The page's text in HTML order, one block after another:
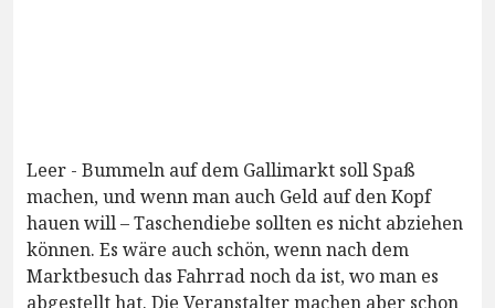
Leer - Bummeln auf dem Gallimarkt soll Spaß
machen, und wenn man auch Geld auf den Kopf
hauen will – Taschendiebe sollten es nicht abziehen
können. Es wäre auch schön, wenn nach dem
Marktbesuch das Fahrrad noch da ist, wo man es
abgestellt hat. Die Veranstalter machen aber schon